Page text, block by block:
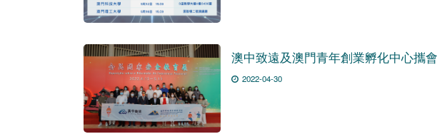
澳中致遠及澳門青年創業孵化中心攜
2022-04-30